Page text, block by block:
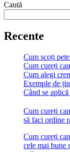
Caută
Recente
Cum scoți
Cum cureți
Cum alegi
Exemple de
Când se
Cum cureți
să faci ordine
Cum cureți
cele mai bune